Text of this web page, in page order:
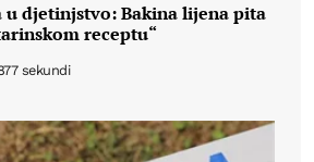
u djetinjstvo: Bakina lijena pita
receptu“
sekundi